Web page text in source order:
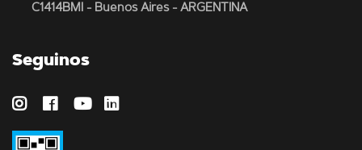
C1414BMI - Buenos Aires - ARGENTINA
Seguinos